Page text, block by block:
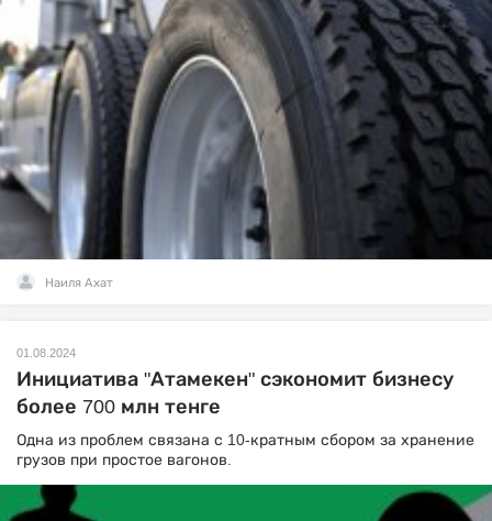
Наиля Ахат
01.08.2024
Инициатива "Атамекен" сэкономит бизнесу
более 700 млн тенге
Одна из проблем связана с 10-кратным сбором за хранение
грузов при простое вагонов.